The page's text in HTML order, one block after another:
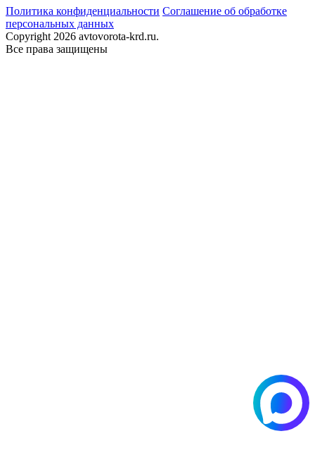
Политика конфиденциальности Соглашение об обработке
персональных данных
Copyright 2026 avtovorota-krd.ru.
Все права защищены